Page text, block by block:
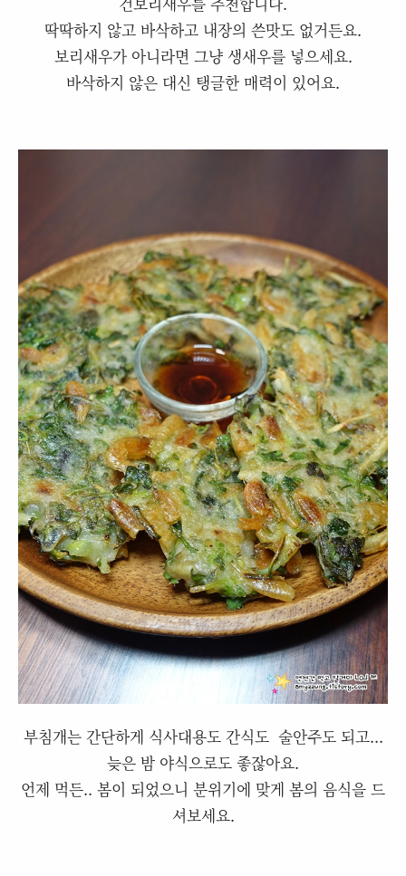
딱딱하지 않고 바삭하고 내장의 쓴맛도 없거든요.
보리새우가 아니라면 그냥 생새우를 넣으세요.
바삭하지 않은 대신 탱글한 매력이 있어요.
부침개는 간단하게 식사대용도 간식도 술안주도 되고...
늦은 밤 야식으로도 좋잖아요.
언제 먹든.. 봄이 되었으니 분위기에 맞게 봄의 음식을 드
셔보세요.